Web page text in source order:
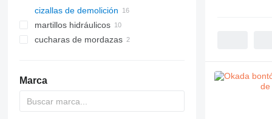
cizallas de demolición
martillos hidráulicos
cucharas de mordazas
Marca